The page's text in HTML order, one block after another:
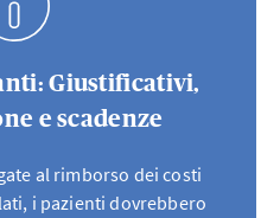
Giustificativi,
e scadenze
al rimborso dei costi
i pazienti dovrebbero